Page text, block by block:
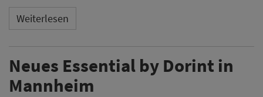
Weiterlesen
Neues Essential by Dorint in
Mannheim